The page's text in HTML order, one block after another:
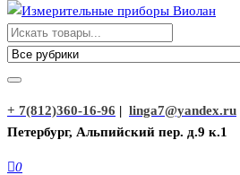
Измерительные приборы Виолан
+ 7(812)360-16-96 | linga7@yandex.ru
Петербург, Альпийский пер. д.9 к.1
0